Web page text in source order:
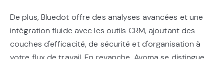
De plus, Bluedot offre des analyses avancées et une
intégration fluide avec les outils CRM, ajoutant des
couches d'efficacité, de sécurité et d'organisation à